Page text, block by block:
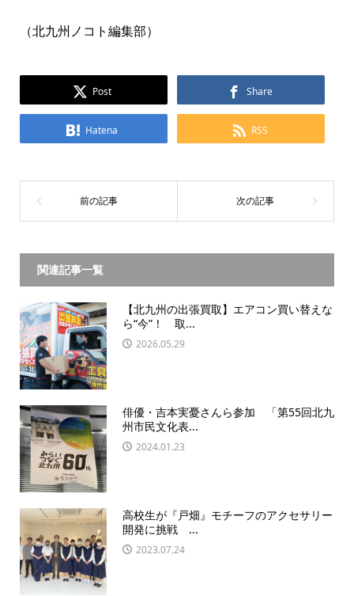
（北九州ノコト編集部）
Post Share
Hatena RSS
関連記事一覧
【北九州の出張買取】エアコン買い替えな
ら“今”！ 取...
2026.05.29
俳優・吉本実憂さんら参加 「第55回北九
州市民文化表...
2024.01.23
高校生が『戸畑』モチーフのアクセサリー
開発に挑戦 ...
2023.07.24